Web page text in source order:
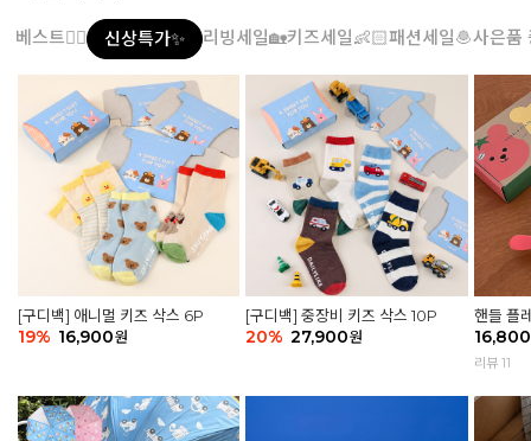
베스트👍🏻 신상특가✨ 리빙세일🏡키즈세일👶🏻패션세일🧆사은품
[구디백] 애니멀 키즈 삭스 6P
19% 16,900원
[구디백] 중장비 키즈 삭스 10P
20% 27,900원
핸들 플
어 토마
16,800
리뷰 11